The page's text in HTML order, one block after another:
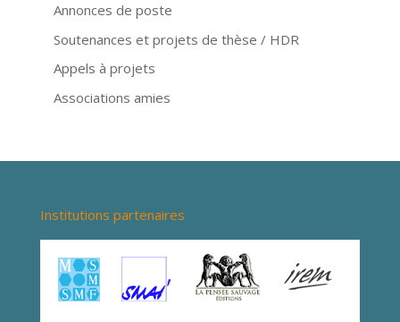
Annonces de poste
Soutenances et projets de thèse / HDR
Appels à projets
Associations amies
Institutions partenaires